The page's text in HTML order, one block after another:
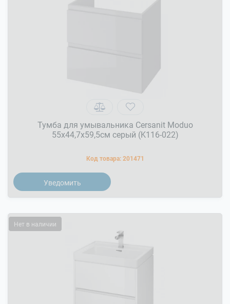
Тумба для умывальника Cersanit Moduo
55x44,7x59,5см серый (K116-022)
Код товара: 201471
Уведомить
Нет в наличии